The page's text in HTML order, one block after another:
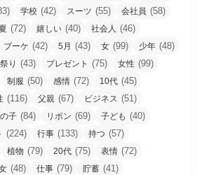
学校 (42) スーツ (55) 会社員 (58)
(72) 嬉しい (40) 社会人 (46)
ブーケ (42) 5月 (43) 女 (99) 少年 (48)
祭り (43) プレゼント (75) 女性 (99)
制服 (50) 感情 (72) 10代 (45)
(116) 父親 (67) ビジネス (51)
子 (84) リボン (69) 子ども (40)
(224) 行事 (133) 持つ (57)
植物 (79) 20代 (75) 表情 (72)
(48) 仕事 (79) 貯蓄 (41)